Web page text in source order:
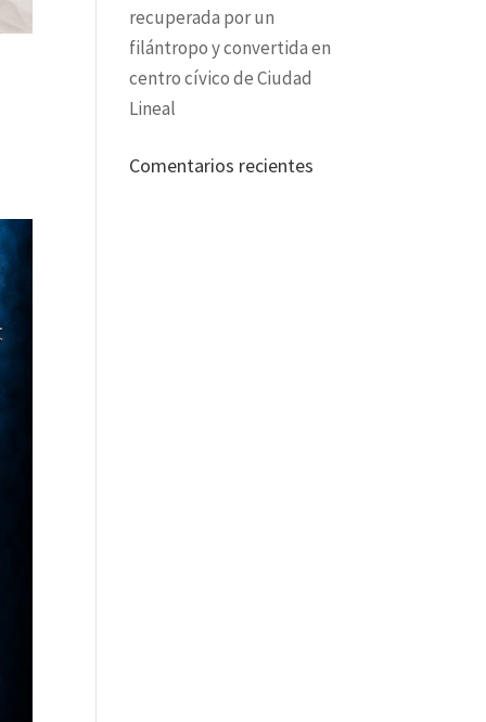
recuperada por un
filántropo y convertida en
centro cívico de Ciudad
Lineal
Comentarios recientes